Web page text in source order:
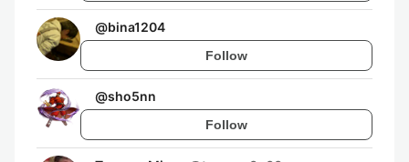
@bina1204
Follow
@sho5nn
Follow